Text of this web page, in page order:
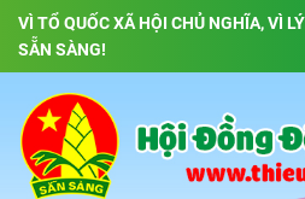
VÌ TỔ QUỐC XÃ HỘI CHỦ NGHĨA, VÌ
SẴN SÀNG!